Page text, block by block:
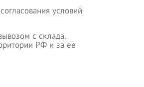
условий
с склада.
РФ и за ее